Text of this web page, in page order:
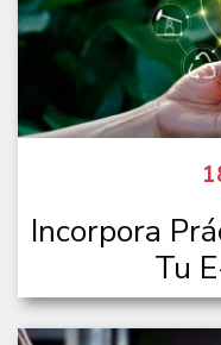
Incorpora
Tu